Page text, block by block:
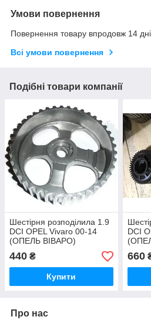
Умови повернення
Повернення товару впродовж 14
Всі умови повернення
Подібні товари компанії
Шестірня розподілила 1.9
DCI OPEL Vivaro 00-14
(ОПЕЛЬ ВІВАРО)
7700111951
440 ₴
Купити
DCI
660
Про нас